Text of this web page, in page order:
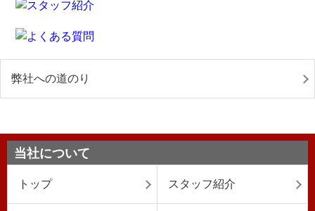
弊社への道のり
当社について
トップ スタッフ紹介